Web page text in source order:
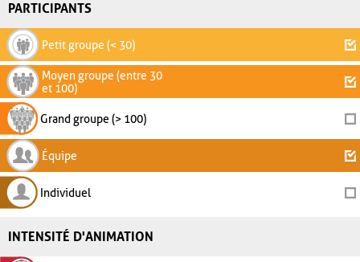
PARTICIPANTS
Petit groupe (< 30)
Moyen groupe (entre 30
et 100)
Grand groupe (> 100)
Équipe
Individuel
INTENSITÉ D'ANIMATION